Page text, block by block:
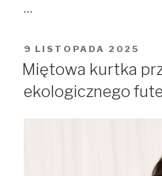
…
OPUBLIKOWANE
W
9 LISTOPADA 2025
Miętowa kurtka
ekologicznego